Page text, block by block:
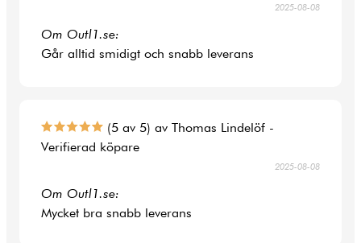
2025-08-08
Om Outl1.se:
Går alltid smidigt och snabb leverans
(5 av 5) av Thomas Lindelöf -
Verifierad köpare
2025-08-08
Om Outl1.se:
Mycket bra snabb leverans